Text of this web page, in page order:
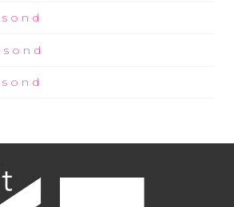
s o n d
s o n d
s o n d